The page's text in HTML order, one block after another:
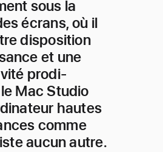
sous la
écrans, où il
disposition
et une
prodi­
Mac Studio
hautes
comme
aucun autre.